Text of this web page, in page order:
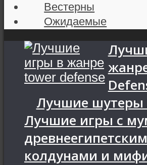
Вестерны
Ожидаемые
Лучшие шутеры
Лучшие игры с
колдунами и